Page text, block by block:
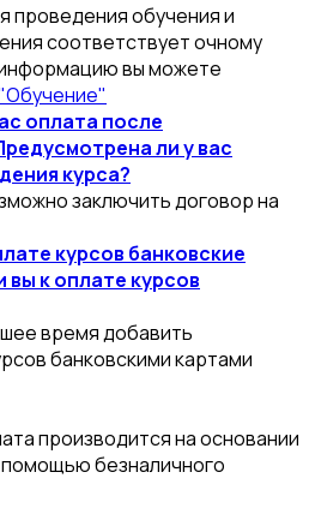
проведения обучения и
соответствует очному
вы можете
оплата после
ли у вас
курса?
заключить договор на
курсов банковские
вы к оплате курсов
время добавить
банковскими картами
производится на основании
безналичного